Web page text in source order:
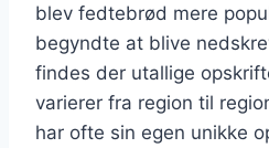
blev fedtebrød mere
begyndte at blive
findes der utallige
varierer fra region til
har ofte sin egen unikke